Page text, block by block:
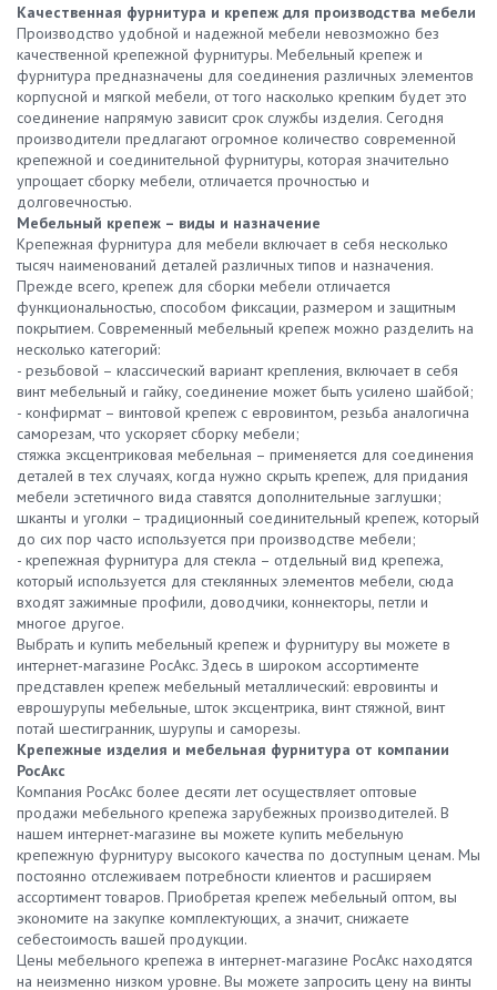
Качественная фурнитура и крепеж для производства мебели
Производство удобной и надежной мебели невозможно без
качественной крепежной фурнитуры. Мебельный крепеж и
фурнитура предназначены для соединения различных элементов
корпусной и мягкой мебели, от того насколько крепким будет это
соединение напрямую зависит срок службы изделия. Сегодня
производители предлагают огромное количество современной
крепежной и соединительной фурнитуры, которая значительно
упрощает сборку мебели, отличается прочностью и
долговечностью.
Мебельный крепеж – виды и назначение
Крепежная фурнитура для мебели включает в себя несколько
тысяч наименований деталей различных типов и назначения.
Прежде всего, крепеж для сборки мебели отличается
функциональностью, способом фиксации, размером и защитным
покрытием. Современный мебельный крепеж можно разделить на
несколько категорий:
- резьбовой – классический вариант крепления, включает в себя
винт мебельный и гайку, соединение может быть усилено шайбой;
- конфирмат – винтовой крепеж с евровинтом, резьба аналогична
саморезам, что ускоряет сборку мебели;
стяжка эксцентриковая мебельная – применяется для соединения
деталей в тех случаях, когда нужно скрыть крепеж, для придания
мебели эстетичного вида ставятся дополнительные заглушки;
шканты и уголки – традиционный соединительный крепеж, который
до сих пор часто используется при производстве мебели;
- крепежная фурнитура для стекла – отдельный вид крепежа,
который используется для стеклянных элементов мебели, сюда
входят зажимные профили, доводчики, коннекторы, петли и
многое другое.
Выбрать и купить мебельный крепеж и фурнитуру вы можете в
интернет-магазине РосАкс. Здесь в широком ассортименте
представлен крепеж мебельный металлический: евровинты и
еврошурупы мебельные, шток эксцентрика, винт стяжной, винт
потай шестигранник, шурупы и саморезы.
Крепежные изделия и мебельная фурнитура от компании
РосАкс
Компания РосАкс более десяти лет осуществляет оптовые
продажи мебельного крепежа зарубежных производителей. В
нашем интернет-магазине вы можете купить мебельную
крепежную фурнитуру высокого качества по доступным ценам. Мы
постоянно отслеживаем потребности клиентов и расширяем
ассортимент товаров. Приобретая крепеж мебельный оптом, вы
экономите на закупке комплектующих, а значит, снижаете
себестоимость вашей продукции.
Цены мебельного крепежа в интернет-магазине РосАкс находятся
на неизменно низком уровне. Вы можете запросить цену на винты